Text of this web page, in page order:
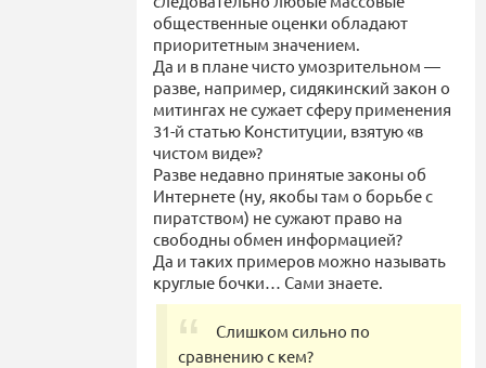
общественные оценки обладают
приоритетным значением.
Да и в плане чисто умозрительном —
разве, например, сидякинский закон о
митингах не сужает сферу применения
31-й статью Конституции, взятую «в
чистом виде»?
Разве недавно принятые законы об
Интернете (ну, якобы там о борьбе с
пиратством) не сужают право на
свободны обмен информацией?
Да и таких примеров можно называть
круглые бочки… Сами знаете.
Слишком сильно по
сравнению с кем?